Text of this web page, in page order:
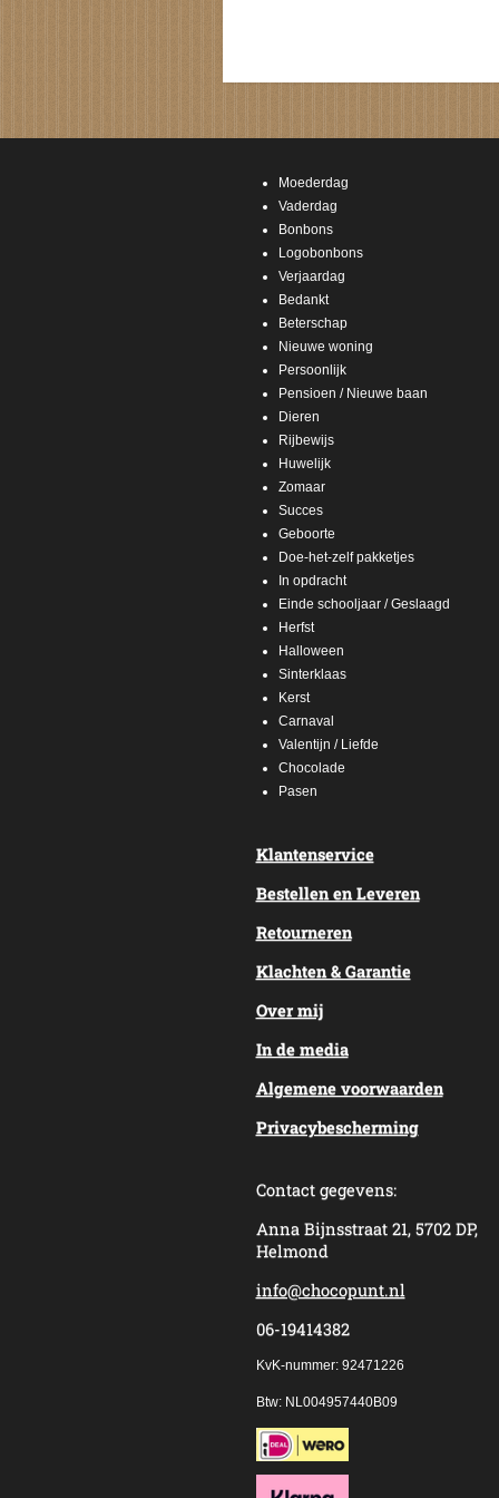
Moederdag
Vaderdag
Bonbons
Logobonbons
Verjaardag
Bedankt
Beterschap
Nieuwe woning
Persoonlijk
Pensioen / Nieuwe baan
Dieren
Rijbewijs
Huwelijk
Zomaar
Succes
Geboorte
Doe-het-zelf pakketjes
In opdracht
Einde schooljaar / Geslaagd
Herfst
Halloween
Sinterklaas
Kerst
Carnaval
Valentijn / Liefde
Chocolade
Pasen
Klantenservice
Bestellen en Leveren
Retourneren
Klachten & Garantie
Over mij
In de media
Algemene voorwaarden
Privacybescherming
Contact gegevens:
Anna Bijnsstraat 21, 5702 DP,
Helmond
info@chocopunt.nl
06-19414382
KvK-nummer: 92471226
Btw: NL004957440B09